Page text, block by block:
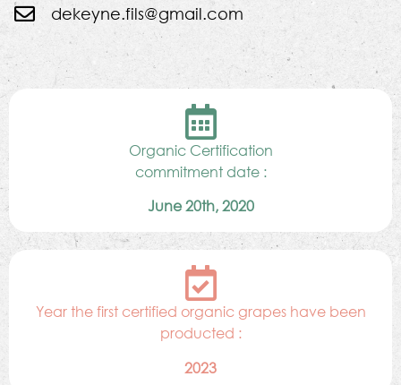
dekeyne.fils@gmail.com
Organic Certification
commitment date :
June 20th, 2020
Year the first certified organic grapes have been
producted :
2023